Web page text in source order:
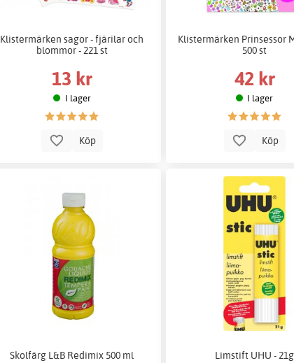
Klistermärken sagor - fjärilar och
blommor - 221 st
13 kr
I lager
Köp
Klistermärken Prinsessor
500 st
42 kr
I lager
Köp
Skolfärg L&B Redimix 500 ml Limstift UHU - 21g